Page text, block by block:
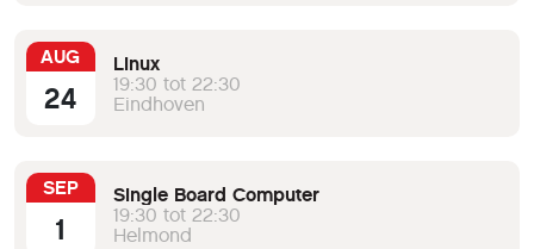
AUG
24
Linux
19:30 tot 22:30
Eindhoven
SEP
1
Single Board Computer
19:30 tot 22:30
Helmond